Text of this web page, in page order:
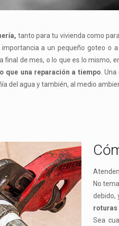
tanto para tu vivienda como
a un pequeño goteo
de mes, o lo que es lo mismo,
que una reparación a tiempo .
del agua y también, al medio
No
debido,
Sea